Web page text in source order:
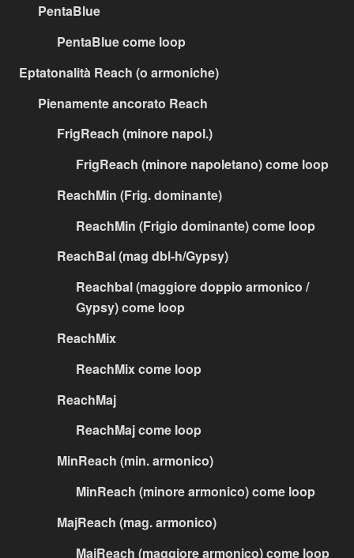
PentaBlue
PentaBlue come loop
Eptatonalità Reach (o armoniche)
Pienamente ancorato Reach
FrigReach (minore napol.)
FrigReach (minore napoletano) come loop
ReachMin (Frig. dominante)
ReachMin (Frigio dominante) come loop
ReachBal (mag dbl-h/Gypsy)
Reachbal (maggiore doppio armonico /
Gypsy) come loop
ReachMix
ReachMix come loop
ReachMaj
ReachMaj come loop
MinReach (min. armonico)
MinReach (minore armonico) come loop
MajReach (mag. armonico)
MajReach (maggiore armonico) come loop